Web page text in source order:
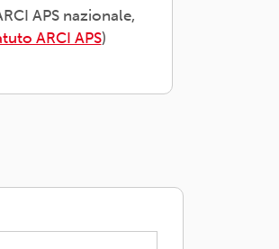
APS nazionale,
ARCI APS)